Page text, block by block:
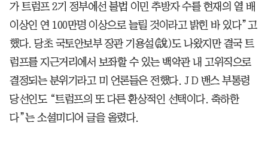
가 트럼프 2기 정부에선 불법 이민 추방자 수를 현재의 열 배
이상인 연 100만명 이상으로 늘릴 것이라고 밝힌 바 있다”고
했다. 당초 국토안보부 장관 기용설(說)도 나왔지만 결국 트
럼프를 지근거리에서 보좌할 수 있는 백악관 내 고위직으로
결정되는 분위기라고 미 언론들은 전했다. J D 밴스 부통령
당선인도 “트럼프의 또 다른 환상적인 선택이다. 축하한
다”는 소셜미디어 글을 올렸다.